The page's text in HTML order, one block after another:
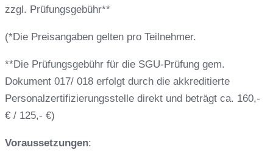
zzgl. Prüfungsgebühr**
(*Die Preisangaben gelten pro Teilnehmer.
**Die Prüfungsgebühr für die SGU-Prüfung gem.
Dokument 017/ 018 erfolgt durch die akkreditierte
Personalzertifizierungsstelle direkt und beträgt ca. 160,-
€ / 125,- €)
Voraussetzungen: